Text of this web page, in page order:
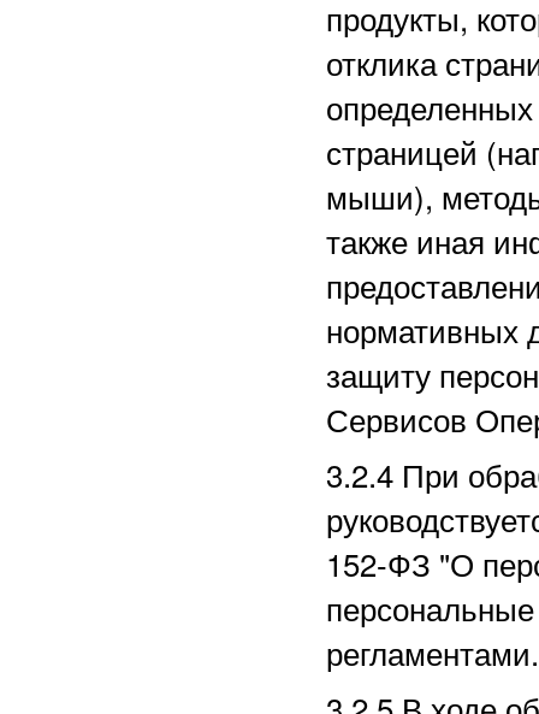
продукты,
отклика
страницей
мыши),
также иная
нормативных
защиту
Сервисов
3.2.4 При
152-ФЗ "О
регламентами.